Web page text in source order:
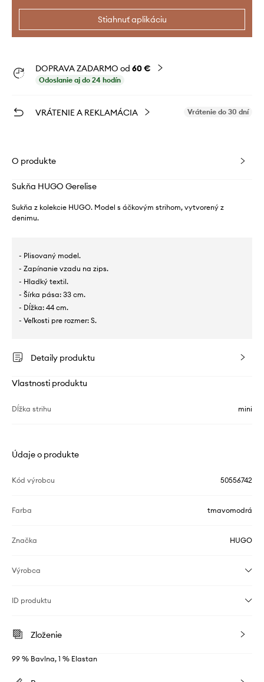
Stiahnuť aplikáciu
DOPRAVA ZADARMO od 60 €
Odoslanie aj do 24 hodín
VRÁTENIE A REKLAMÁCIA Vrátenie do 30 dní
O produkte
Sukňa HUGO Gerelise
Sukňa z kolekcie HUGO. Model s áčkovým strihom, vytvorený z
denimu.
- Plisovaný model.
- Zapínanie vzadu na zips.
- Hladký textil.
- Šírka pása: 33 cm.
- Dĺžka: 44 cm.
- Veľkosti pre rozmer: S.
Detaily produktu
Vlastnosti produktu
Dĺžka strihu mini
Údaje o produkte
Kód výrobcu 50556742
Farba tmavomodrá
Značka HUGO
Výrobca
ID produktu
Zloženie
99 % Bavlna, 1 % Elastan